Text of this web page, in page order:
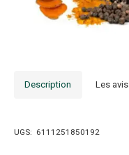
Description Les avis
UGS: 6111251850192